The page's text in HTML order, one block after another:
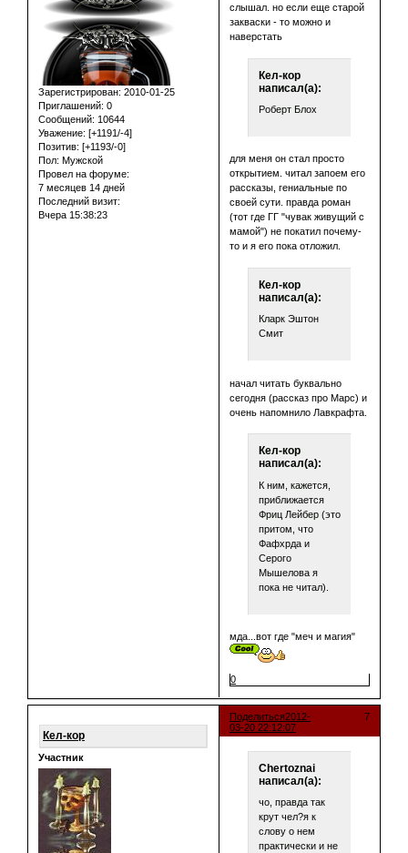
Зарегистрирован: 2010-01-25
Приглашений: 0
Сообщений: 10644
Уважение: [+1191/-4]
Позитив: [+1193/-0]
Пол: Мужской
Провел на форуме:
7 месяцев 14 дней
Последний визит:
Вчера 15:38:23
слышал. но если еще старой
закваски - то можно и
наверстать
Кел-кор
написал(а):
Роберт Блох
для меня он стал просто
открытием. читал запоем его
рассказы, гениальные по
своей сути. правда роман
(тот где ГГ "чувак живущий с
мамой") не покатил почему-
то и я его пока отложил.
Кел-кор
написал(а):
Кларк Эштон
Смит
начал читать буквально
сегодня (рассказ про Марс) и
очень напомнило Лавкрафта.
Кел-кор
написал(а):
К ним, кажется,
приближается
Фриц Лейбер (это
притом, что
Фафхрда и
Серого
Мышелова я
пока не читал).
мда...вот где "меч и магия"
0
Поделиться 7
2012-
03-20 22:12:07
Кел-кор
Участник
Chertoznai
написал(а):
чо, правда так
крут чел?я к
слову о нем
практически и не